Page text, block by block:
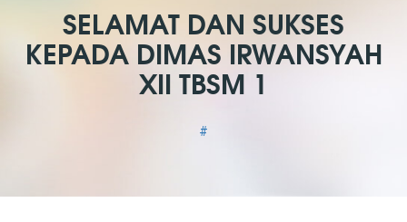
SELAMAT DAN SUKSES
KEPADA DIMAS IRWANSYAH
XII TBSM 1
#